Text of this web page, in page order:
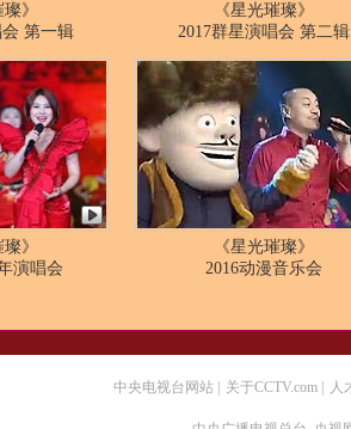
》
第一辑
《星光璀璨》
2017群星演唱会 第二辑
》
演唱会
《星光璀璨》
2016动漫音乐会
中央电视台网站 关于CCTV.com 人